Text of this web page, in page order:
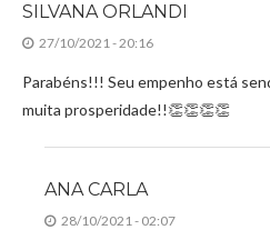
SILVANA ORLANDI
27/10/2021 - 20:16
Parabéns!!! Seu empenho está
muita prosperidade!!👏👏👏👏
ANA CARLA
28/10/2021 - 02:07